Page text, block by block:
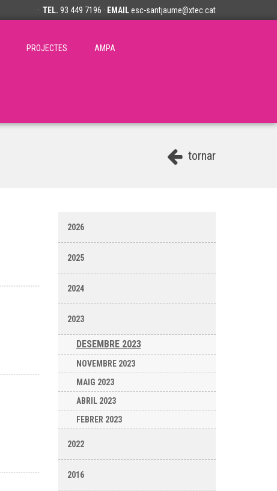
· TEL. 93 449 7196 · EMAILesc-santjaume@xtec.cat
PROJECTES AMPA
tornar
2026
2025
2024
2023
DESEMBRE 2023
NOVEMBRE 2023
MAIG 2023
ABRIL 2023
FEBRER 2023
2022
2016